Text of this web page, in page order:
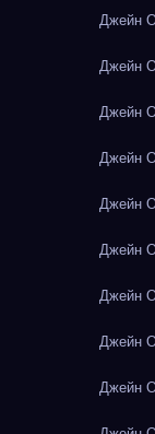
Джейн
Джейн
Джейн
Джейн
Джейн
Джейн
Джейн
Джейн
Джейн